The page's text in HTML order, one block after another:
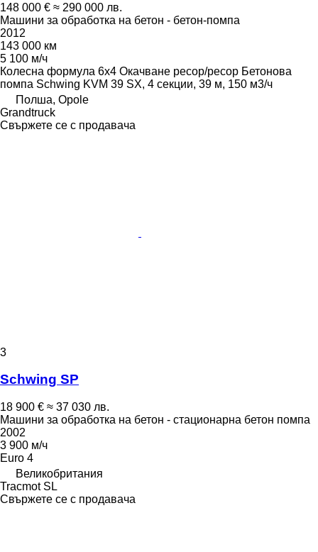
148 000 € ≈ 290 000 лв.
Машини за обработка на бетон - бетон-помпа
2012
143 000 км
5 100 м/ч
Колесна формула 6x4 Окачване ресор/ресор Бетонова
помпа Schwing KVM 39 SX, 4 секции, 39 м, 150 м3/ч
Полша, Opole
Grandtruck
Свържете се с продавача
3
Schwing SP
18 900 € ≈ 37 030 лв.
Машини за обработка на бетон - стационарна бетон помпа
2002
3 900 м/ч
Euro 4
Великобритания
Tracmot SL
Свържете се с продавача